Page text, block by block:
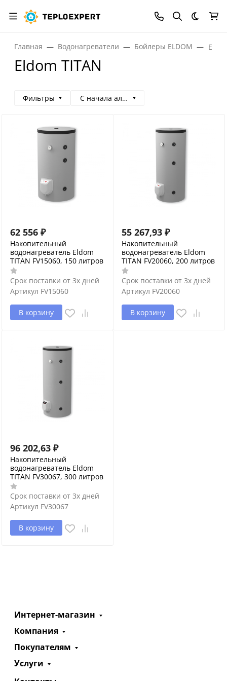
Темная
Главная Водонагреватели Бойлеры ELDOM
Eldom TITAN
Фильтры С начала алфавита
62 556 ₽
Накопительный
водонагреватель Eldom
TITAN FV15060, 150 литров
Срок поставки от 3х дней
Артикул FV15060
В корзину
55 267,93 ₽
Накопительный
водонагреватель Eldom
TITAN FV20060, 200 литров
Срок поставки от 3х дней
Артикул FV20060
В корзину
96 202,63 ₽
Накопительный
водонагреватель Eldom
TITAN FV30067, 300 литров
Срок поставки от 3х дней
Артикул FV30067
В корзину
Интернет-магазин
Компания
Покупателям
Услуги